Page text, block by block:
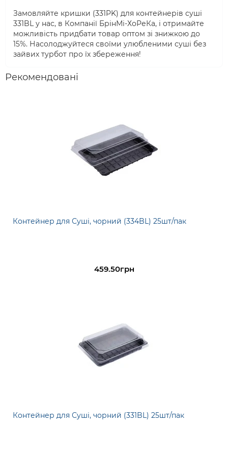
Замовляйте кришки (331PK) для контейнерів суші
331BL у нас, в Компанії БрінМі-ХоРеКа, і отримайте
можливість придбати товар оптом зі знижкою до
15%. Насолоджуйтеся своїми улюбленими суші без
зайвих турбот про їх збереження!
Рекомендовані
Контейнер для Суші, чорний (334BL) 25шт/пак
459.50грн
Контейнер для Суші, чорний (331BL) 25шт/пак